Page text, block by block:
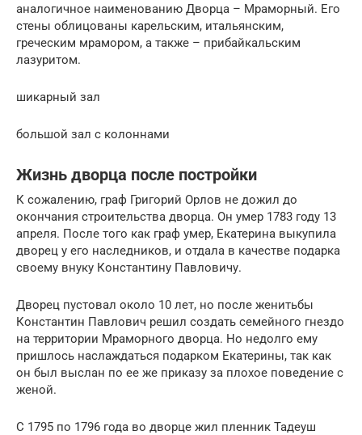
аналогичное наименованию Дворца – Мраморный. Его
стены облицованы карельским, итальянским,
греческим мрамором, а также – прибайкальским
лазуритом.
шикарный зал
большой зал с колоннами
Жизнь дворца после постройки
К сожалению, граф Григорий Орлов не дожил до
окончания строительства дворца. Он умер 1783 году 13
апреля. После того как граф умер, Екатерина выкупила
дворец у его наследников, и отдала в качестве подарка
своему внуку Константину Павловичу.
Дворец пустовал около 10 лет, но после женитьбы
Константин Павлович решил создать семейного гнездо
на территории Мраморного дворца. Но недолго ему
пришлось наслаждаться подарком Екатерины, так как
он был выслан по ее же приказу за плохое поведение с
женой.
С 1795 по 1796 года во дворце жил пленник Тадеуш